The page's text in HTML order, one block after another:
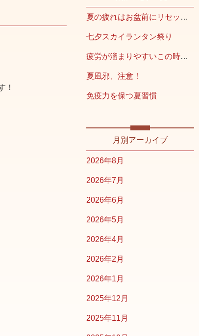
！
夏の疲れはお盆前にリセット！
七夕スカイランタン祭り
疲労が溜まりやすいこの時期こそ
夏風邪、注意！
免疫力を保つ夏習慣
月別アーカイブ
2026年8月
2026年7月
2026年6月
2026年5月
2026年4月
2026年2月
2026年1月
2025年12月
2025年11月